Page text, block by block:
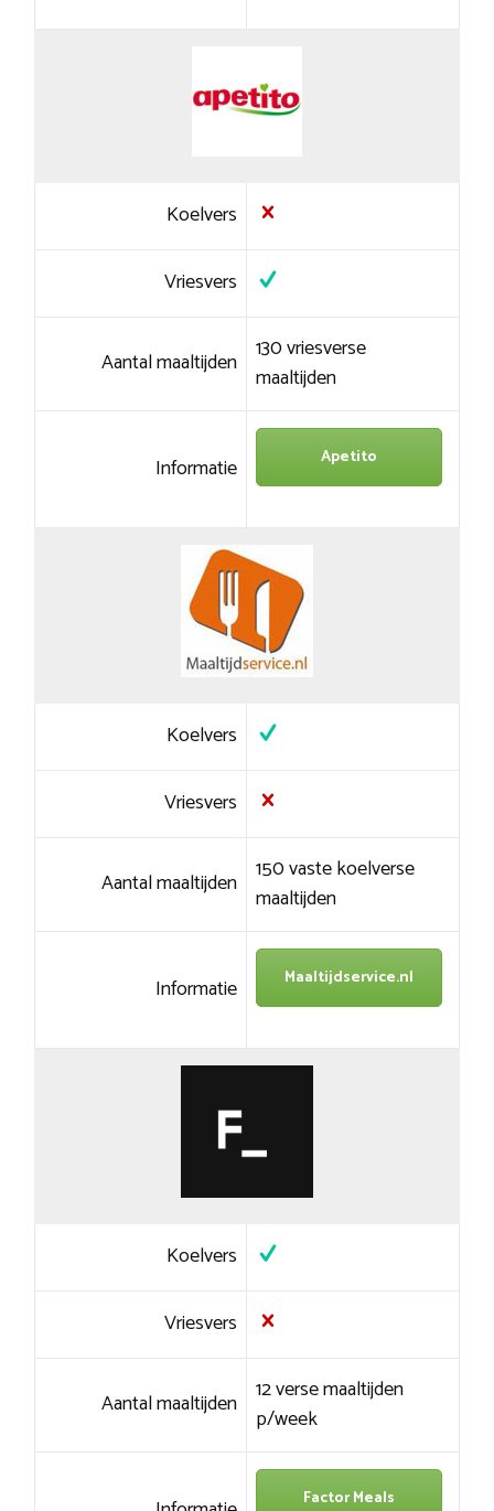
Koelvers
Vriesvers
Aantal maaltijden 130 vriesverse
maaltijden
Informatie Apetito
Koelvers
Vriesvers
Aantal maaltijden 150 vaste koelverse
maaltijden
Informatie Maaltijdservice.nl
Koelvers
Vriesvers
Aantal maaltijden 12 verse maaltijden
p/week
Factor Meals